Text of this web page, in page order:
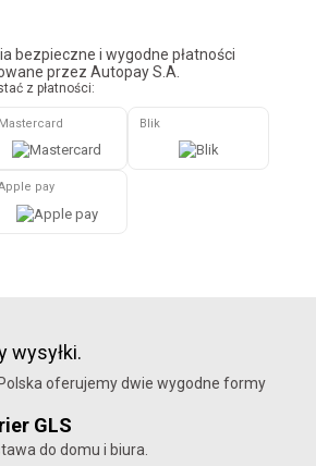
bezpieczne i wygodne płatności
przez Autopay S.A.
z płatności:
Mastercard Blik
pay
wysyłki.
oferujemy dwie wygodne formy
GLS
do domu i biura.